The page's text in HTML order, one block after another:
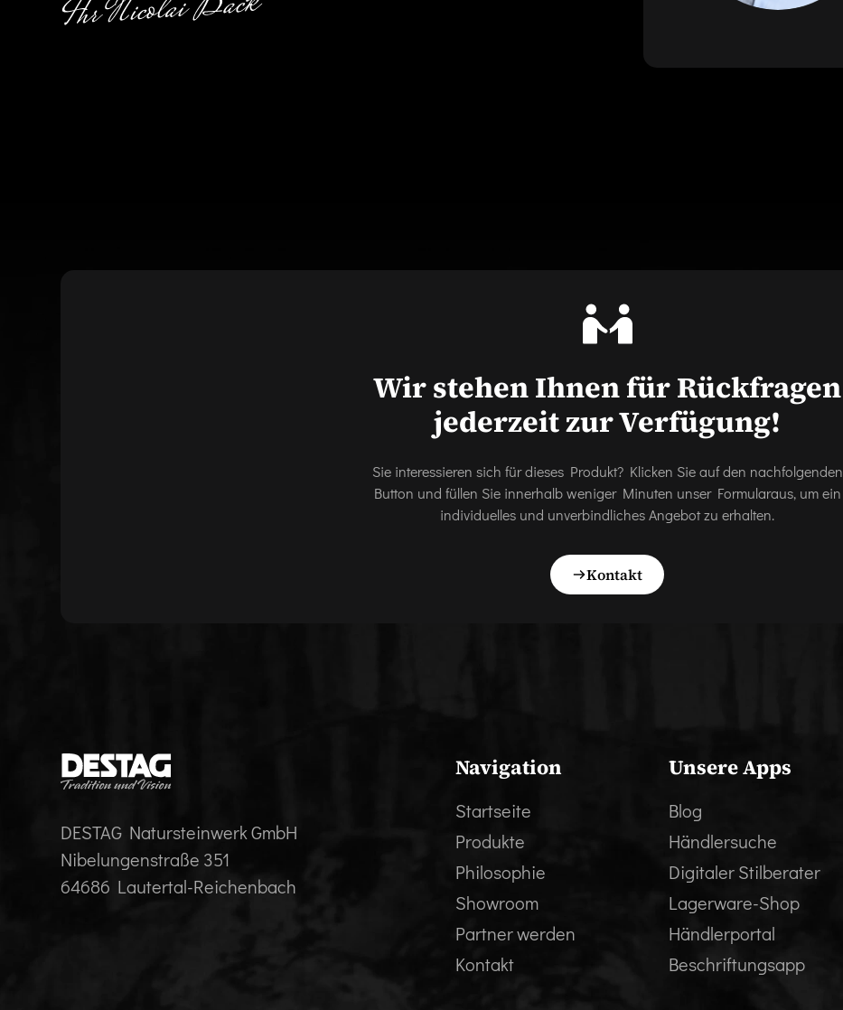
Wir stehen Ihnen für Rückfragen
jederzeit zur Verfügung!
Sie interessieren sich für dieses Produkt? Klicken Sie auf den nachfolgenden
Button und füllen Sie innerhalb weniger Minuten unser Formularaus, um ein
individuelles und unverbindliches Angebot zu erhalten.
Kontakt
DESTAG Natursteinwerk GmbH
Nibelungenstraße 351
64686 Lautertal-Reichenbach
Navigation
Startseite
Produkte
Philosophie
Showroom
Partner werden
Kontakt
Unsere Apps
Blog
Händlersuche
Digitaler Stilberater
Lagerware-Shop
Händlerportal
Beschriftungsapp